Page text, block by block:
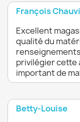
François
Excellent
qualité du
privilégier cette
important de
Betty-Louise